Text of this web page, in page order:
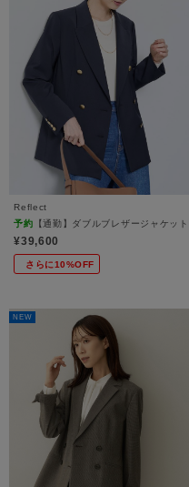
Reflect
予約 【通勤】ダブルブレザージャケット
¥39,600
さらに10%OFF
NEW